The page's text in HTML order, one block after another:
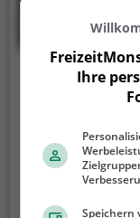
Badestrand
Der
am Forggensee.
Badestrand
Forggensees
Ihre
Speichern